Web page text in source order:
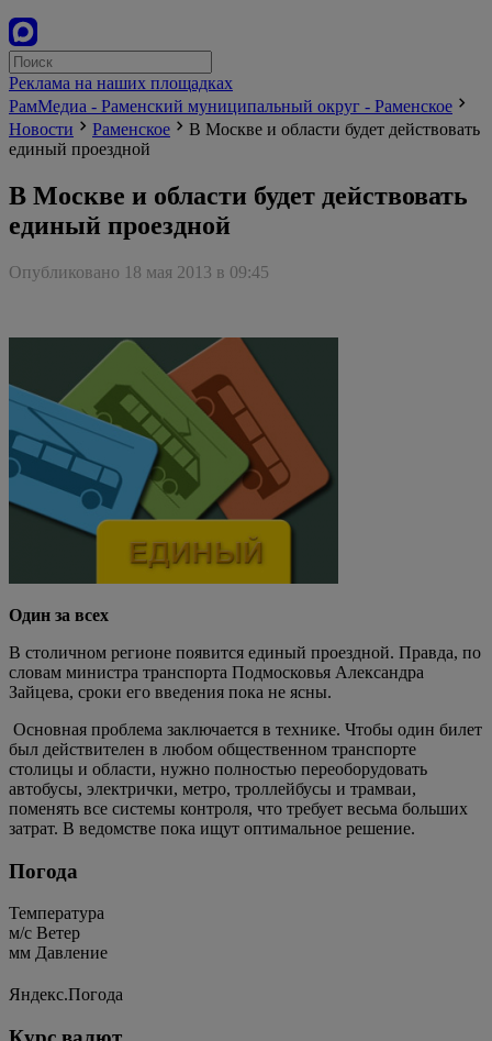
Реклама на наших площадках
РамМедиа - Раменский муниципальный округ - Раменское
Новости
Раменское
В Москве и области будет действовать
единый проездной
В Москве и области будет действовать
единый проездной
Опубликовано 18 мая 2013 в 09:45
Один за всех
В столичном регионе появится единый проездной. Правда, по
словам министра транспорта Подмосковья Александра
Зайцева, сроки его введения пока не ясны.
Основная проблема заключается в технике. Чтобы один билет
был действителен в любом общественном транспорте
столицы и области, нужно полностью переоборудовать
автобусы, электрички, метро, троллейбусы и трамваи,
поменять все системы контроля, что требует весьма больших
затрат. В ведомстве пока ищут оптимальное решение.
Погода
Температура
м/c Ветер
мм Давление
Яндекс.Погода